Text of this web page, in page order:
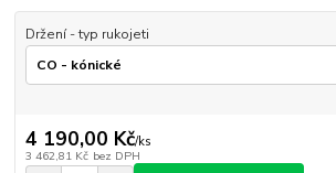
Držení - typ rukojeti
4 190,00 Kč/ks
3 462,81 Kč bez DPH